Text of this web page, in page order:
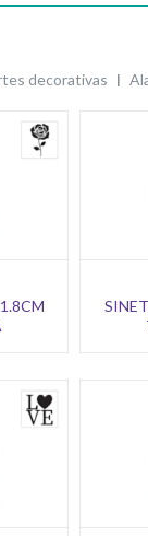
decorativas